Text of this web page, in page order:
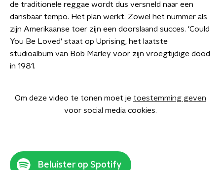
de traditionele reggae wordt dus versneld naar een
dansbaar tempo. Het plan werkt. Zowel het nummer als
zijn Amerikaanse toer zijn een doorslaand succes. 'Could
You Be Loved' staat op Uprising, het laatste
studioalbum van Bob Marley voor zijn vroegtijdige dood
in 1981.
Om deze video te tonen moet je toestemming geven
voor social media cookies.
Beluister op Spotify